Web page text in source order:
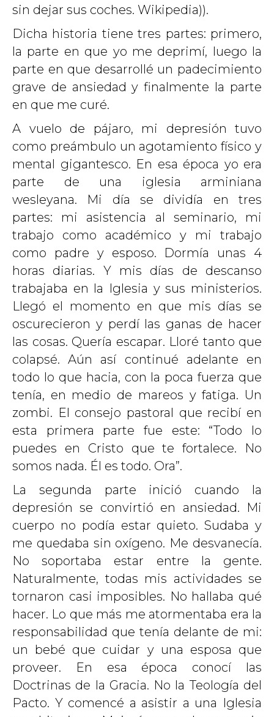
sin dejar sus coches. Wikipedia)).
Dicha historia tiene tres partes: primero,
la parte en que yo me deprimí, luego la
parte en que desarrollé un padecimiento
grave de ansiedad y finalmente la parte
en que me curé.
A vuelo de pájaro, mi depresión tuvo
como preámbulo un agotamiento físico y
mental gigantesco. En esa época yo era
parte de una iglesia arminiana
wesleyana. Mi día se dividía en tres
partes: mi asistencia al seminario, mi
trabajo como académico y mi trabajo
como padre y esposo. Dormía unas 4
horas diarias. Y mis días de descanso
trabajaba en la Iglesia y sus ministerios.
Llegó el momento en que mis días se
oscurecieron y perdí las ganas de hacer
las cosas. Quería escapar. Lloré tanto que
colapsé. Aún así continué adelante en
todo lo que hacia, con la poca fuerza que
tenía, en medio de mareos y fatiga. Un
zombi. El consejo pastoral que recibí en
esta primera parte fue este: “Todo lo
puedes en Cristo que te fortalece. No
somos nada. Él es todo. Ora”.
La segunda parte inició cuando la
depresión se convirtió en ansiedad. Mi
cuerpo no podía estar quieto. Sudaba y
me quedaba sin oxígeno. Me desvanecía.
No soportaba estar entre la gente.
Naturalmente, todas mis actividades se
tornaron casi imposibles. No hallaba qué
hacer. Lo que más me atormentaba era la
responsabilidad que tenía delante de mi:
un bebé que cuidar y una esposa que
proveer. En esa época conocí las
Doctrinas de la Gracia. No la Teología del
Pacto. Y comencé a asistir a una Iglesia